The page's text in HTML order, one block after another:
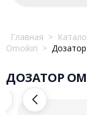
Главная >
Omoikiri >
ДОЗАТОР